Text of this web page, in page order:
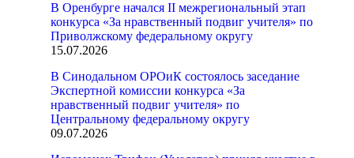
В Оренбурге начался II межрегиональный этап
конкурса «За нравственный подвиг учителя» по
Приволжскому федеральному округу
15.07.2026
В Синодальном ОРОиК состоялось заседание
Экспертной комиссии конкурса «За
нравственный подвиг учителя» по
Центральному федеральному округу
09.07.2026